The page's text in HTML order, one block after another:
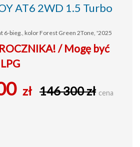
AT6 2WD 1.5 Turbo
6-bieg., kolor Forest Green 2Tone, '2025
/ Mogę być
zł 146 300 zł cena